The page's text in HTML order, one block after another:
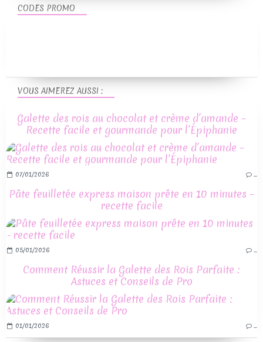
VOUS AIMEREZ AUSSI :
Galette des rois au chocolat et crème d’amande –
Recette facile et gourmande pour l’Épiphanie
07/01/2026 …
Pâte feuilletée express maison prête en 10 minutes –
recette facile
05/01/2026 …
Comment Réussir la Galette des Rois Parfaite :
Astuces et Conseils de Pro
01/01/2026 …
CODES PROMO